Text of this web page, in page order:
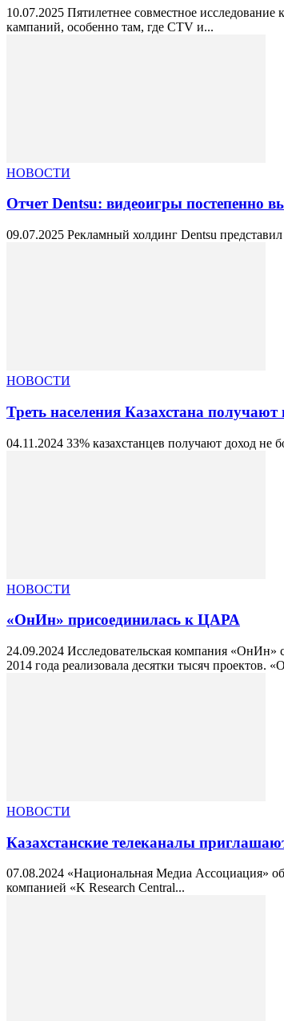
10.07.2025 Пятилетнее совместное
кампаний, особенно там, где CTV и...
НОВОСТИ
Отчет Dentsu: видеоигры постепенно
09.07.2025 Рекламный холдинг Dentsu
НОВОСТИ
Треть населения Казахстана получают
04.11.2024 33% казахстанцев получают доход не
НОВОСТИ
«ОнИн» присоединилась к ЦАРА
24.09.2024 Исследовательская компания
2014 года реализовала десятки тысяч проектов.
НОВОСТИ
Казахстанские телеканалы
07.08.2024 «Национальная Медиа Ассоциация»
компанией «K Research Central...